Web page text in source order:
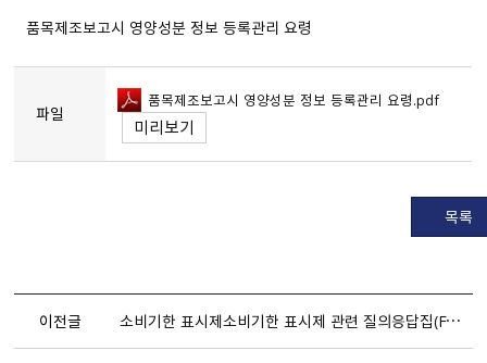
품목제조보고시 영양성분 정보 등록관리 요령
파일
품목제조보고시 영양성분 정보 등록관리 요령.pdf
미리보기
목록
이전글 소비기한 표시제소비기한 표시제 관련 질의응답집（FAQ）